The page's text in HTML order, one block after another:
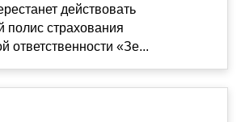
действовать
страхования
ответственности «Зе...